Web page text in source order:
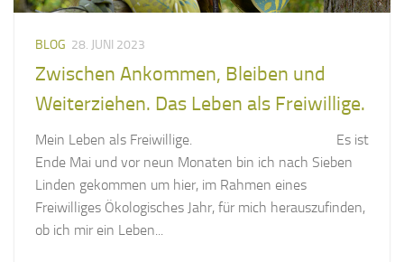
BLOG 28. JUNI 2023
Zwischen Ankommen, Bleiben und
Weiterziehen. Das Leben als Freiwillige.
Mein Leben als Freiwillige. Es ist
Ende Mai und vor neun Monaten bin ich nach Sieben
Linden gekommen um hier, im Rahmen eines
Freiwilliges Ökologisches Jahr, für mich herauszufinden,
ob ich mir ein Leben...